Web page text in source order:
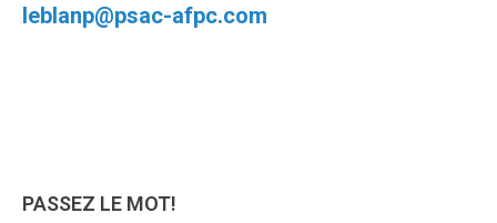
leblanp@psac-afpc.com
PASSEZ LE MOT!